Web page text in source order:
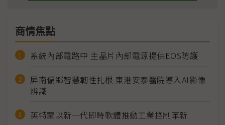
商情焦點
系統內部電路中 主晶片內部電源提供EOS防護
屏南偏鄉智慧韌性扎根 東港安泰醫院導入AI影像
辨識
英特蒙以新一代即時軟體推動工業控制革新